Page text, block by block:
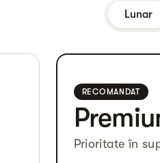
Lunar
RECOMANDAT
Prioritate în